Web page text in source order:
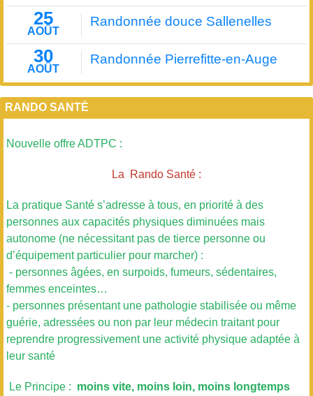
25
AOÛT
Randonnée douce Sallenelles
30
AOÛT
Randonnée Pierrefitte-en-Auge
RANDO SANTÉ
Nouvelle offre ADTPC :
La Rando Santé :
La pratique Santé s’adresse à tous, en priorité à des
personnes aux capacités physiques diminuées mais
autonome (ne nécessitant pas de tierce personne ou
d’équipement particulier pour marcher) :
- personnes âgées, en surpoids, fumeurs, sédentaires,
femmes enceintes…
- personnes présentant une pathologie stabilisée ou même
guérie, adressées ou non par leur médecin traitant pour
reprendre progressivement une activité physique adaptée à
leur santé
Le Principe : moins vite, moins loin, moins longtemps